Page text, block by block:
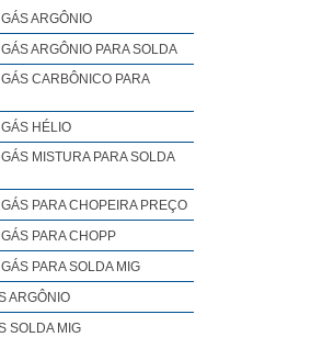
ARGÔNIO
ARGÔNIO PARA SOLDA
CARBÔNICO PARA
HÉLIO
MISTURA PARA SOLDA
PARA CHOPEIRA PREÇO
PARA CHOPP
PARA SOLDA MIG
ARGÔNIO
SOLDA MIG